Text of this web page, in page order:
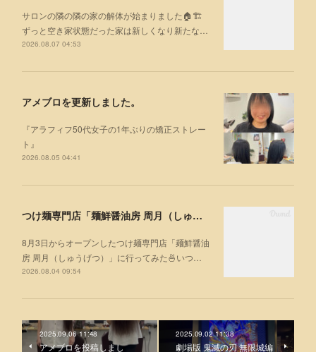
サロンの隣の隣の家の解体が始まりました🏠🏗
ずっと空き家状態だった家は新しくなり新たな…
2026.08.07 04:53
アメブロを更新しました。
『アラフィフ50代女子の1年ぶりの矯正ストレー
ト』
2026.08.05 04:41
つけ麺専門店「麺鮮醤油房 周月（しゅうげつ）」⁡ に行ってみた🍜
8月3日からオープンしたつけ麺専門店「麺鮮醤油
房 周月（しゅうげつ）」⁡に行ってみた🍜いつ…
2026.08.04 09:54
2025.09.06 11:48
アメブロを投稿しまし
2025.09.02 11:38
劇場版 鬼滅の刃 無限城編